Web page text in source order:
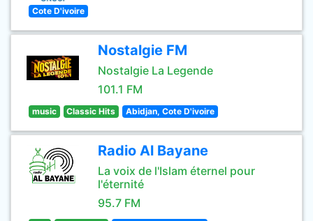
Cote D'ivoire
Nostalgie FM
Nostalgie La Legende
101.1 FM
music Classic Hits Abidjan, Cote D'ivoire
Radio Al Bayane
La voix de l'Islam éternel pour
l'éternité
95.7 FM